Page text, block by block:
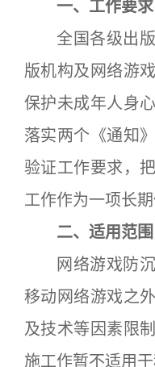
一、工作要求
全国各级出版
版机构及网络游
保护未成年人身
落实两个《通知
验证工作要求，
工作作为一项长
二、适用范围
网络游戏防沉
移动网络游戏之
及技术等因素限
施工作暂不适用于